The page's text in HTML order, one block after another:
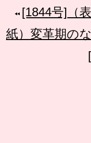
[1844号]（
紙）変革期の